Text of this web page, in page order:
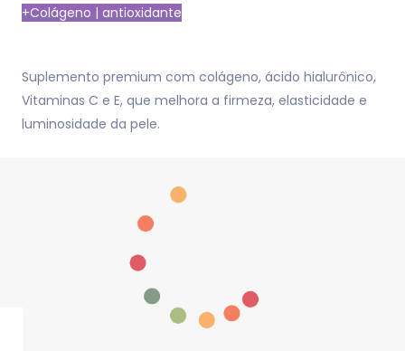
+Colágeno | antioxidante
Suplemento premium com colágeno, ácido hialurônico,
Vitaminas C e E, que melhora a firmeza, elasticidade e
luminosidade da pele.